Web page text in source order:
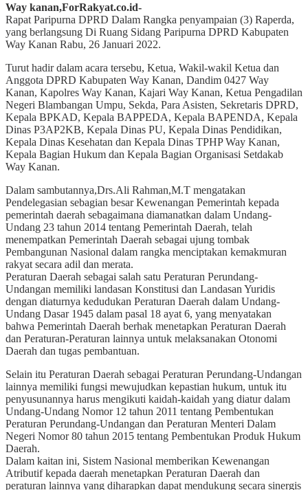
Way kanan,ForRakyat.co.id-
Rapat Paripurna DPRD Dalam Rangka penyampaian (3) Raperda,
yang berlangsung Di Ruang Sidang Paripurna DPRD Kabupaten
Way Kanan Rabu, 26 Januari 2022.
Turut hadir dalam acara tersebu, Ketua, Wakil-wakil Ketua dan
Anggota DPRD Kabupaten Way Kanan, Dandim 0427 Way
Kanan, Kapolres Way Kanan, Kajari Way Kanan, Ketua Pengadilan
Negeri Blambangan Umpu, Sekda, Para Asisten, Sekretaris DPRD,
Kepala BPKAD, Kepala BAPPEDA, Kepala BAPENDA, Kepala
Dinas P3AP2KB, Kepala Dinas PU, Kepala Dinas Pendidikan,
Kepala Dinas Kesehatan dan Kepala Dinas TPHP Way Kanan,
Kepala Bagian Hukum dan Kepala Bagian Organisasi Setdakab
Way Kanan.
Dalam sambutannya,Drs.Ali Rahman,M.T mengatakan
Pendelegasian sebagian besar Kewenangan Pemerintah kepada
pemerintah daerah sebagaimana diamanatkan dalam Undang-
Undang 23 tahun 2014 tentang Pemerintah Daerah, telah
menempatkan Pemerintah Daerah sebagai ujung tombak
Pembangunan Nasional dalam rangka menciptakan kemakmuran
rakyat secara adil dan merata.
Peraturan Daerah sebagai salah satu Peraturan Perundang-
Undangan memiliki landasan Konstitusi dan Landasan Yuridis
dengan diaturnya kedudukan Peraturan Daerah dalam Undang-
Undang Dasar 1945 dalam pasal 18 ayat 6, yang menyatakan
bahwa Pemerintah Daerah berhak menetapkan Peraturan Daerah
dan Peraturan-Peraturan lainnya untuk melaksanakan Otonomi
Daerah dan tugas pembantuan.
Selain itu Peraturan Daerah sebagai Peraturan Perundang-Undangan
lainnya memiliki fungsi mewujudkan kepastian hukum, untuk itu
penyusunannya harus mengikuti kaidah-kaidah yang diatur dalam
Undang-Undang Nomor 12 tahun 2011 tentang Pembentukan
Peraturan Perundang-Undangan dan Peraturan Menteri Dalam
Negeri Nomor 80 tahun 2015 tentang Pembentukan Produk Hukum
Daerah.
Dalam kaitan ini, Sistem Nasional memberikan Kewenangan
Atributif kepada daerah menetapkan Peraturan Daerah dan
peraturan lainnya yang diharapkan dapat mendukung secara sinergis